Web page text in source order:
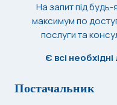
На запит під
максимум по
послуги та
Є всі
Постачальник